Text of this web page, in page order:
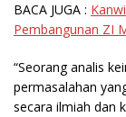
BACA JUGA :
Pembangunan ZI
“Seorang analis
permasalahan
secara ilmiah dan